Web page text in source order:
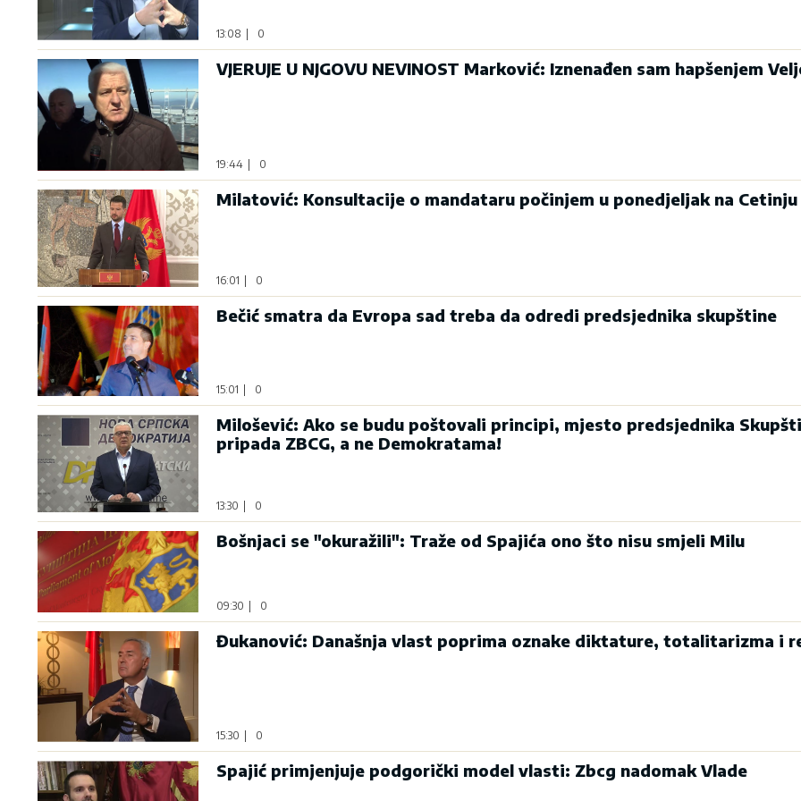
13:08 0
VJERUJE U NJGOVU NEVINOST Marković: Iznenađen sam hapšenjem
19:44 | 0
Milatović: Konsultacije o mandataru počinjem u ponedjeljak na Cetinju
16:01 | 0
Bečić smatra da Evropa sad treba da odredi predsjednika skupštine
15:01 0
Milošević: Ako se budu poštovali principi, mjesto predsjednika
pripada ZBCG, a ne Demokratama!
13:30 0
Bošnjaci se "okuražili": Traže od Spajića ono što nisu smjeli Milu
09:30 0
Đukanović: Današnja vlast poprima oznake diktature, totalitarizma i
15:30 0
Spajić primjenjuje podgorički model vlasti: Zbcg nadomak Vlade